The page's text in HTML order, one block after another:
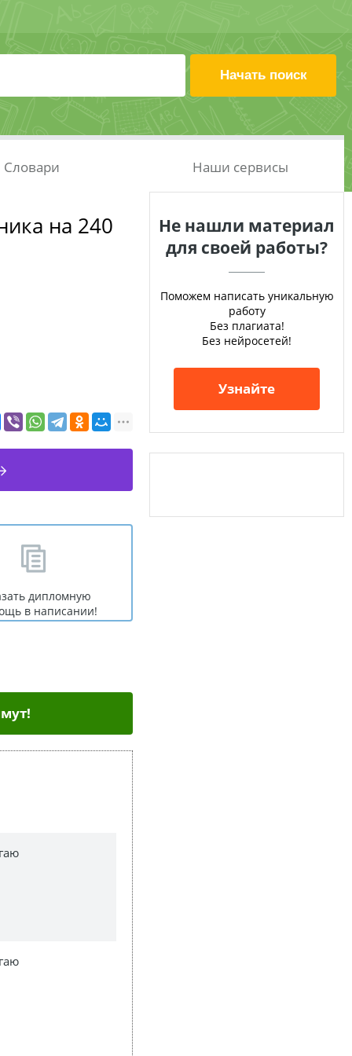
Словари Наши сервисы
на 240
дипломную
в написании!
Не нашли материал
для своей работы?
Поможем написать уникальную
работу
Без плагиата!
Без нейросетей!
Узнайте